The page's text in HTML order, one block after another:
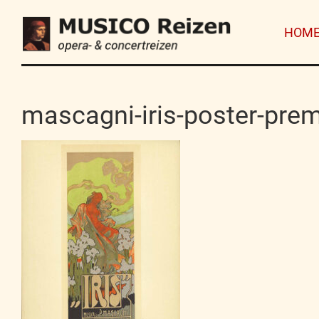
mascagni-iris-poster-